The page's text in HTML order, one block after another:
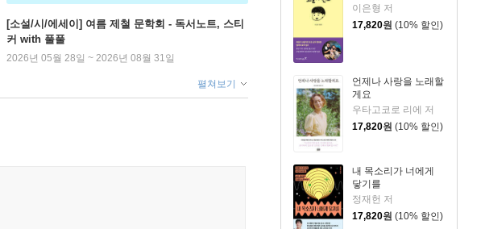
이은형 저
17,820원 (10% 할인)
언제나 사랑을 노래할
게요
우타고코로 리에 저
17,820원 (10% 할인)
내 목소리가 너에게
닿기를
정재헌 저
17,820원 (10% 할인)
[소설/시/에세이] 여름 제철 문학회 - 독서노트, 스티
커 with 풀풀
2026년 05월 28일 ~ 2026년 08월 31일
펼쳐보기